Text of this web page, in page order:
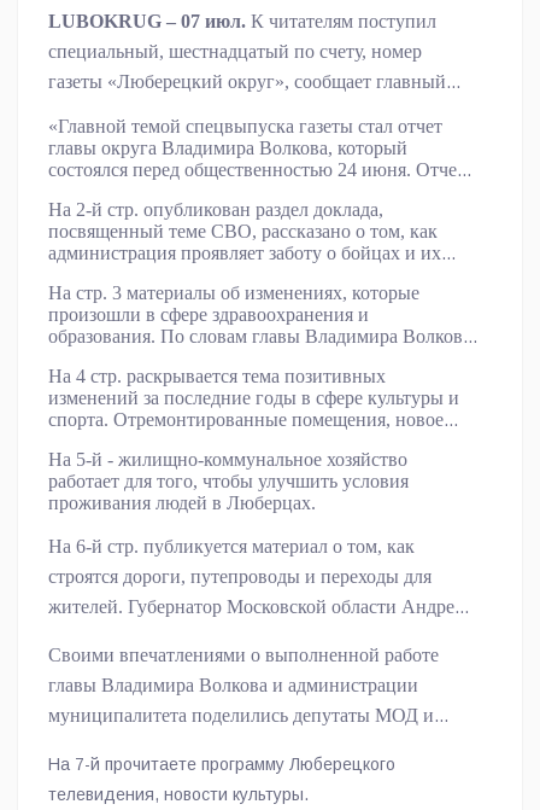
LUBOKRUG – 07 июл. К читателям поступил
специальный, шестнадцатый по счету, номер
газеты «Люберецкий округ», сообщает главный
«Главной темой спецвыпуска газеты стал отчет
главы округа Владимира Волкова, который
состоялся перед общественностью 24 июня. Отчет
одобрением отнеслись к красочному видео и
фоторяду, который сопровождал доклад. Потому
что, когда слова подтверждаются фотографией с
же сами люберчане на страницах газеты дали
положительную оценку прослушанному отчету», -
рассказал Хансверов.
На 2-й стр. опубликован раздел доклада,
посвященный теме СВО, рассказано о том, как
администрация проявляет заботу о бойцах и их
главе с Александром Кулагиным, о вкладе
волонтеров в подготовку гуманитарных грузов на
фронт.
На стр. 3 материалы об изменениях, которые
произошли в сфере здравоохранения и
образования. По словам главы Владимира Волкова,
комфортные условия для обучения юных жителей.
7 школ и 12 детсадов открыли только за последние
три года. В Дзержинском после десятилетнего
сентября, досрочно, будет введена школа в
Островцах.
На 4 стр. раскрывается тема позитивных
изменений за последние годы в сфере культуры и
спорта. Отремонтированные помещения, новое
На 5-й - жилищно-коммунальное хозяйство
работает для того, чтобы улучшить условия
проживания людей в Люберцах.
На 6-й стр. публикуется материал о том, как
строятся дороги, путепроводы и переходы для
жителей. Губернатор Московской области Андрей
который значительно сократил время в пути на
работу и домой многих жителей нашего округа.
Своими впечатлениями о выполненной работе
главы Владимира Волкова и администрации
муниципалитета поделились депутаты МОД и
предприятий, участник СВО, священнослужитель,
На 7-й прочитаете программу Люберецкого
телевидения, новости культуры.